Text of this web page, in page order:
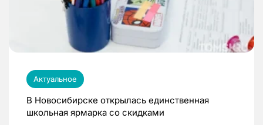
Актуальное
В Новосибирске открылась единственная
школьная ярмарка со скидками